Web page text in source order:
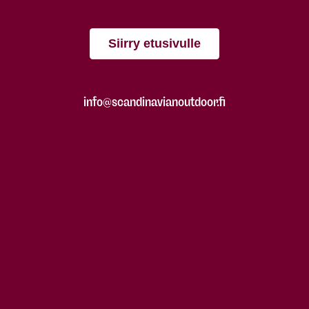
Siirry etusivulle
info@scandinavianoutdoor.fi